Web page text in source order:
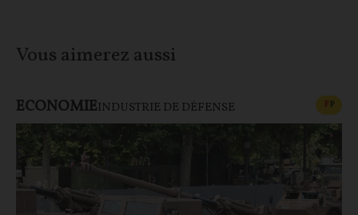
Vous aimerez aussi
ECONOMIEINDUSTRIE DE DÉFENSE FP